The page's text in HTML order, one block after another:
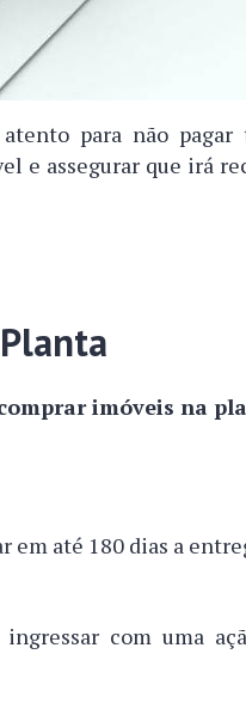
para não pagar
e assegurar que irá
imóveis na
em até 180 dias a
com uma